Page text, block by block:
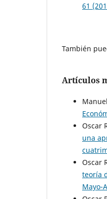
61
También
Artículos
Oscar
una
Oscar
teoría
Mayo-